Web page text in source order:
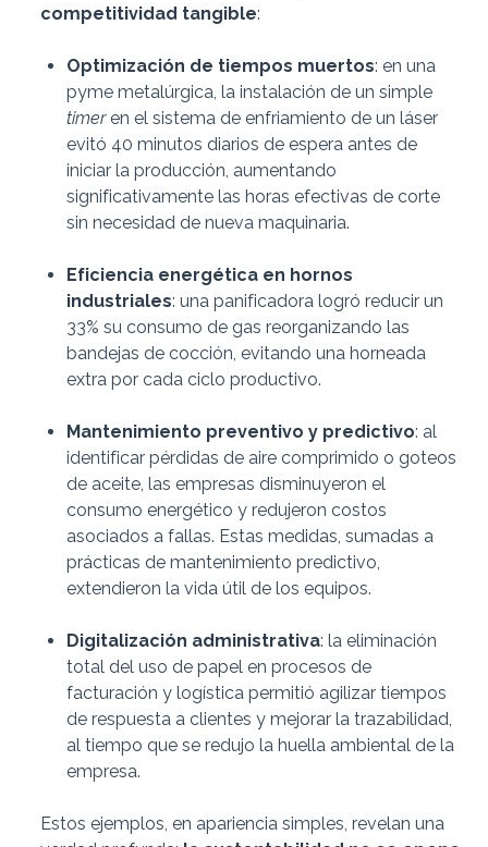
competitividad tangible:
Optimización de tiempos muertos: en una
pyme metalúrgica, la instalación de un simple
timeren el sistema de enfriamiento de un láser
evitó 40 minutos diarios de espera antes de
iniciar la producción, aumentando
significativamente las horas efectivas de corte
sin necesidad de nueva maquinaria.
Eficiencia energética en hornos
industriales: una panificadora logró reducir un
33% su consumo de gas reorganizando las
bandejas de cocción, evitando una horneada
extra por cada ciclo productivo.
Mantenimiento preventivo y predictivo: al
identificar pérdidas de aire comprimido o goteos
de aceite, las empresas disminuyeron el
consumo energético y redujeron costos
asociados a fallas. Estas medidas, sumadas a
prácticas de mantenimiento predictivo,
extendieron la vida útil de los equipos.
Digitalización administrativa: la eliminación
total del uso de papel en procesos de
facturación y logística permitió agilizar tiempos
de respuesta a clientes y mejorar la trazabilidad,
al tiempo que se redujo la huella ambiental de la
empresa.
Estos ejemplos, en apariencia simples, revelan una